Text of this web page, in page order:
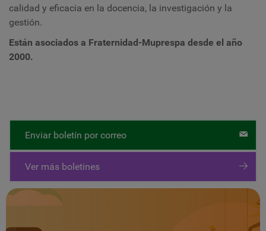
calidad y eficacia en la docencia, la investigación y la
gestión.
Están asociados a Fraternidad-Muprespa desde el año
2000.
Enviar boletín por correo
Ver más boletines